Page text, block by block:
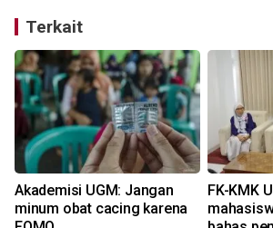
Terkait
Akademisi UGM: Jangan
minum obat cacing karena
FK-KMK